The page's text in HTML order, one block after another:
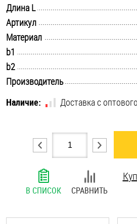
Стопорные кольца
Такелаж
Хомуты
Шплинты
Штифты и пальцы
Длина L
Артикул
Материал
b1
b2
Производитель
Наличие:
Доставка с
В СПИСОК СРАВНИТЬ